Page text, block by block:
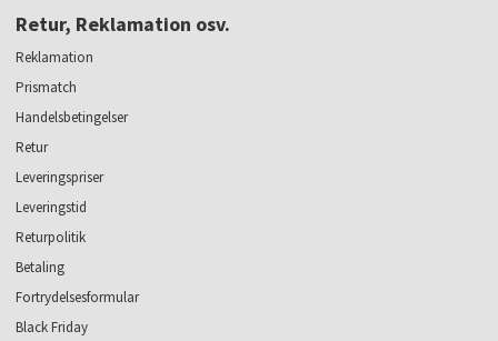
Retur, Reklamation osv.
Reklamation
Prismatch
Handelsbetingelser
Retur
Leveringspriser
Leveringstid
Returpolitik
Betaling
Fortrydelsesformular
Black Friday